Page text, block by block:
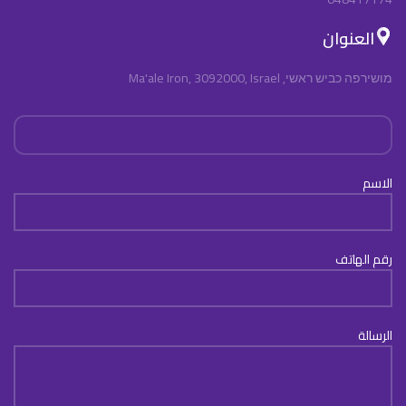
العنوان
מושירפה כביש ראשי, Ma'ale Iron, 3092000, Israel
الاسم
رقم الهاتف
الرسالة